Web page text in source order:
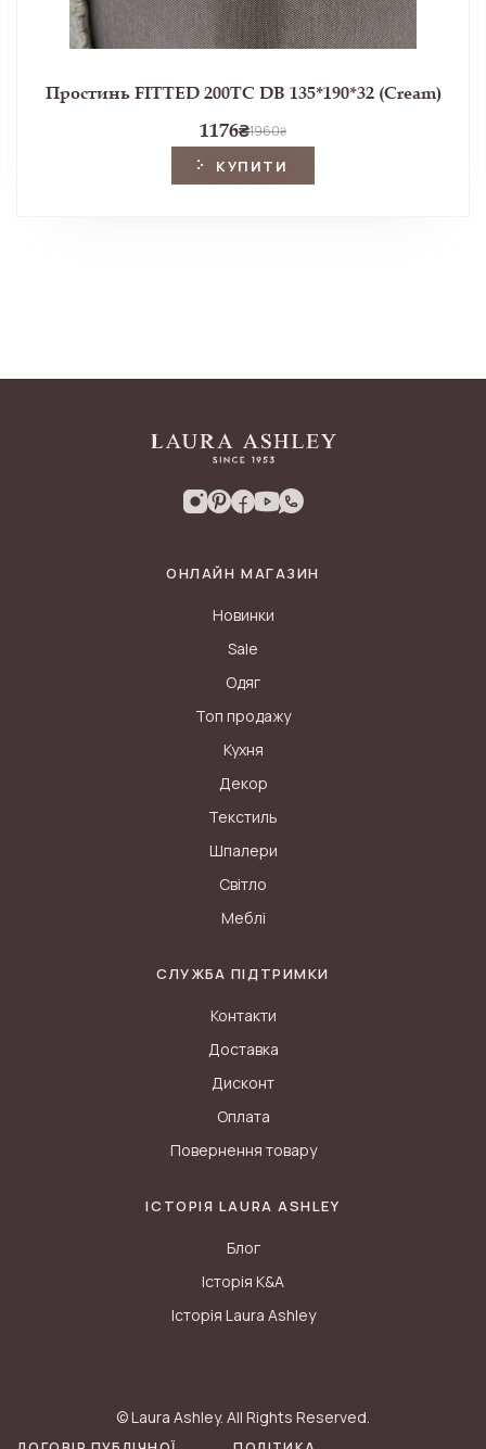
Простинь FITTED 200TC DB 135*190*32 (Cream)
1176₴1960₴
КУПИТИ
ОНЛАЙН МАГАЗИН
Новинки
Sale
Одяг
Топ продажу
Кухня
Декор
Текстиль
Шпалери
Світло
Меблі
СЛУЖБА ПІДТРИМКИ
Контакти
Доставка
Дисконт
Оплата
Повернення товару
ІСТОРІЯ LAURA ASHLEY
Блог
Історія K&A
Історія Laura Ashley
© Laura Ashley. All Rights Reserved.